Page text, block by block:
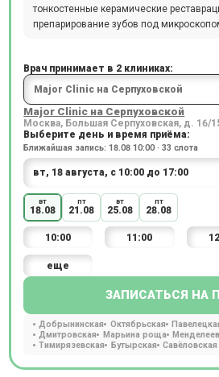
тонкостенные керамические
препарирование зубов под
Врач принимает в 2 клиниках:
Major Clinic на Серпуховской
Москва, Большая Серпуховская, д. 16/
Выберите день и время приёма:
Ближайшая запись: 18.08 10:00 · 33 слота
вт
18.08
пт
21.08
вт
25.08
пт
28.08
10:00 11:00
еще
ЗАПИСАТЬСЯ НА
Добрынинская Октябрьская
Дмитровская
Марьина роща
Тимирязевская
Бутырская Савёловская